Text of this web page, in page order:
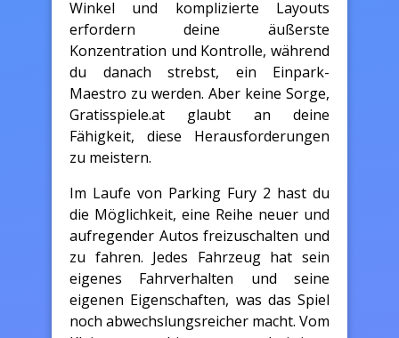
Winkel und komplizierte Layouts
erfordern deine äußerste
Konzentration und Kontrolle, während
du danach strebst, ein Einpark-
Maestro zu werden. Aber keine Sorge,
Gratisspiele.at glaubt an deine
Fähigkeit, diese Herausforderungen
zu meistern.
Im Laufe von Parking Fury 2 hast du
die Möglichkeit, eine Reihe neuer und
aufregender Autos freizuschalten und
zu fahren. Jedes Fahrzeug hat sein
eigenes Fahrverhalten und seine
eigenen Eigenschaften, was das Spiel
noch abwechslungsreicher macht. Vom